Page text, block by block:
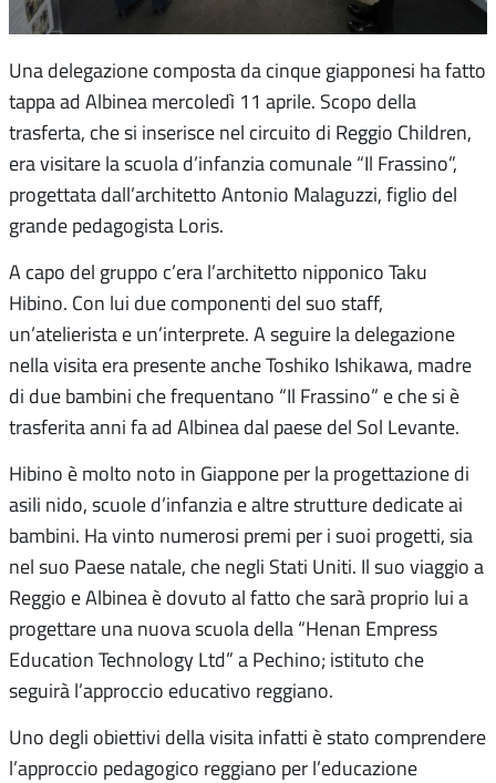
Una delegazione composta da cinque giapponesi ha fatto
tappa ad Albinea mercoledì 11 aprile. Scopo della
trasferta, che si inserisce nel circuito di Reggio Children,
era visitare la scuola d’infanzia comunale “Il Frassino”,
progettata dall’architetto Antonio Malaguzzi, figlio del
grande pedagogista Loris.
A capo del gruppo c’era l’architetto nipponico Taku
Hibino. Con lui due componenti del suo staff,
un’atelierista e un’interprete. A seguire la delegazione
nella visita era presente anche Toshiko Ishikawa, madre
di due bambini che frequentano “Il Frassino” e che si è
trasferita anni fa ad Albinea dal paese del Sol Levante.
Hibino è molto noto in Giappone per la progettazione di
asili nido, scuole d’infanzia e altre strutture dedicate ai
bambini. Ha vinto numerosi premi per i suoi progetti, sia
nel suo Paese natale, che negli Stati Uniti. Il suo viaggio a
Reggio e Albinea è dovuto al fatto che sarà proprio lui a
progettare una nuova scuola della “Henan Empress
Education Technology Ltd” a Pechino; istituto che
seguirà l’approccio educativo reggiano.
Uno degli obiettivi della visita infatti è stato comprendere
l’approccio pedagogico reggiano per l’educazione